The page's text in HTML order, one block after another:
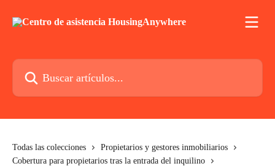
Buscar artículos...
Todas las colecciones
Propietarios y gestores inmobiliarios
Cobertura para propietarios tras la entrada del inquilino